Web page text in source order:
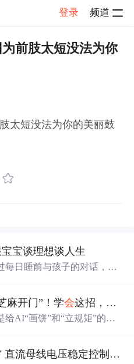
登录 频道
帖子详情
前肢太短没法为你
太短没法为你的美丽鼓
宝谈理想谈人生
每日睡前与孩子的对话，培
长。
麻开门”！学会这招，让AI乖得像你家猫！
AI“画饼”和“立规矩”的方
，如让AI优化指令等。
间歇性光伏出力下 48V 直流母线电压稳定控制及储能双向充放电闭环调控体系研究（Simulink仿真实现）